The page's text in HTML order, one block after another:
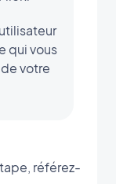
qui vous
votre
référez-